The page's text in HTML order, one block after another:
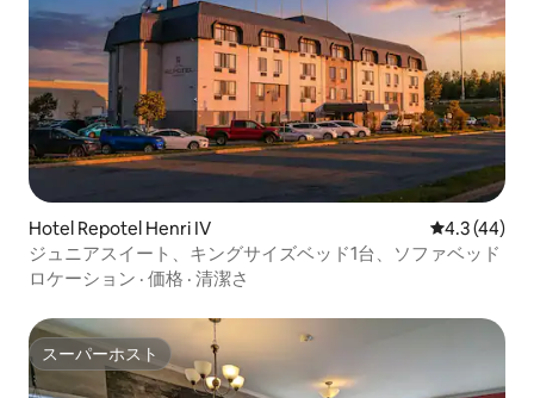
Hotel Repotel Henri IV レビュー44
4.3 (44)
ジュニアスイート、キングサイズベッド1台、ソファベッド
ロケーション · 価格 · 清潔さ
スーパーホスト
スーパーホスト